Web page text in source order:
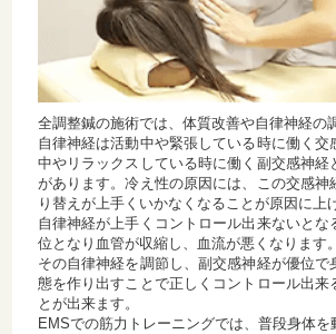
全調整鍼の施術では、体質改善や自律神経の
自律神経は活動中や緊張している時に働く交
中やリラックスしている時に働く副交感神経
があります。冷え性の原因には、この交感神
り替えが上手くいかなくなることが原因に上
自律神経が上手くコントロール出来ないとな
位となり血管が収縮し、血流が悪くなります。
その自律神経を調節し、副交感神経が優位で
態を作り出すことで正しくコントロール出来
とが出来ます。
EMSでの筋力トレーニングでは、普段身体を